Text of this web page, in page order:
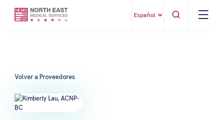
Español
Volver a Proveedores